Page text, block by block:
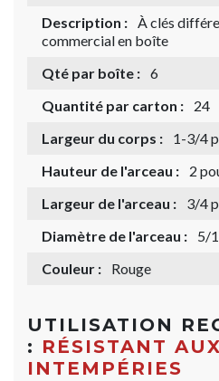
Description : À clés
commercial en boîte
Qté par boîte : 6
Quantité par carton :
24
Largeur du corps :
1-3/4
Hauteur de l'arceau :
2
Largeur de l'arceau :
3/4
Diamètre de l'arceau :
5/
Couleur :
Rouge
UTILISATION
: RÉSISTANT AUX
INTEMPÉRIES